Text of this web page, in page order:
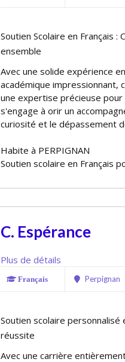
Soutien Scolaire en Français
ensemble
Avec une solide expérience
académique
une expertise précieuse pour
s'engage à offrir un
curiosité et le dépassement
Habite à PERPIGNAN
Soutien scolaire en Français
C. Espérance
Plus de détails
Français Perpignan
Soutien scolaire personnalisé
réussite
Avec une carrière